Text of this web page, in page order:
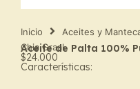
Inicio Aceites y
Chia Graal
Aceite de Palta 100%
$24.000
Características: